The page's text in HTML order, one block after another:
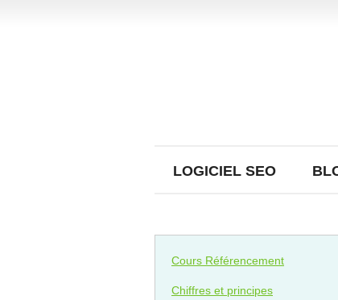
LOGICIEL SEO
Cours Référencement
Chiffres et principes